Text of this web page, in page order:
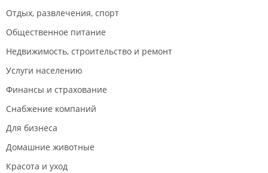
Отдых, развлечения, спорт
Общественное питание
Недвижимость, строительство и ремонт
Услуги населению
Финансы и страхование
Снабжение компаний
Для бизнеса
Домашние животные
Красота и уход